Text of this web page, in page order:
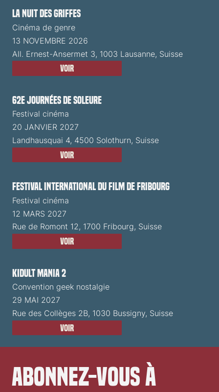
La Nuit des Griffes
Cinéma de genre
13 NOVEMBRE 2026
All. Ernest-Ansermet 3, 1003 Lausanne, Suisse
Voir
62e Journées de Soleure
Festival cinéma
20 JANVIER 2027
Landhausquai 4, 4500 Solothurn, Suisse
Voir
Festival International du Film de Fribourg
Festival cinéma
12 MARS 2027
Rue de Romont 12, 1700 Fribourg, Suisse
Voir
Kidult Mania 2
Convention geek nostalgie
29 MAI 2027
Rue des Collèges 2B, 1030 Bussigny, Suisse
Voir
Abonnez-vous à